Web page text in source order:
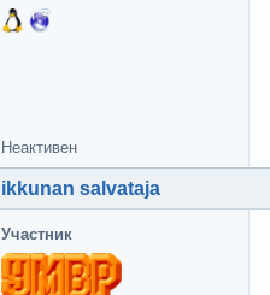
Неактивен
ikkunan salvataja
Участник